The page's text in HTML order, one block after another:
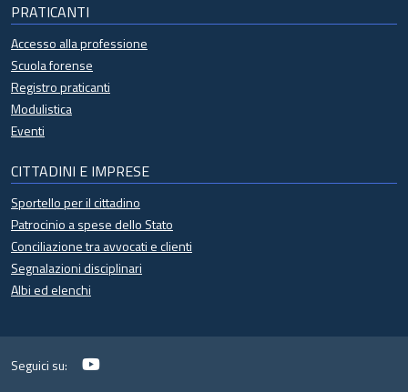
PRATICANTI
Accesso alla professione
Scuola forense
Registro praticanti
Modulistica
Eventi
CITTADINI E IMPRESE
Sportello per il cittadino
Patrocinio a spese dello Stato
Conciliazione tra avvocati e clienti
Segnalazioni disciplinari
Albi ed elenchi
Seguici su: YouTube